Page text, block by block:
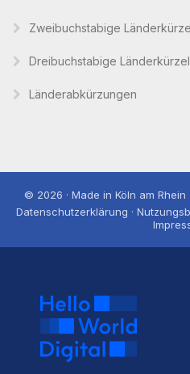
Zweibuchstabige
Dreibuchstabige Länderkürzel
Länderabkürzungen
© 2026 · Made in Köln am
Datenschutzerklärung ·